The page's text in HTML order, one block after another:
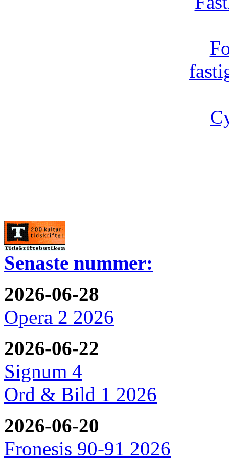
Senaste nummer:
2026-06-28
Opera 2 2026
2026-06-22
Signum 4
Ord & Bild 1 2026
2026-06-20
Fronesis 90-91 2026